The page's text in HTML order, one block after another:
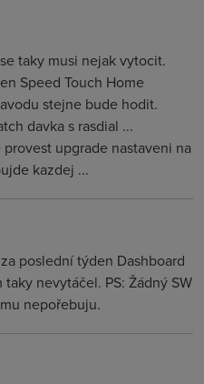
taky musi nejak vytocit.
Speed Touch Home
stejne bude hodit.
davka s rasdial ...
upgrade nastaveni na
kazdej ...
poslední týden Dashboard
nevytáčel. PS: Žádný SW
nepořebuju.